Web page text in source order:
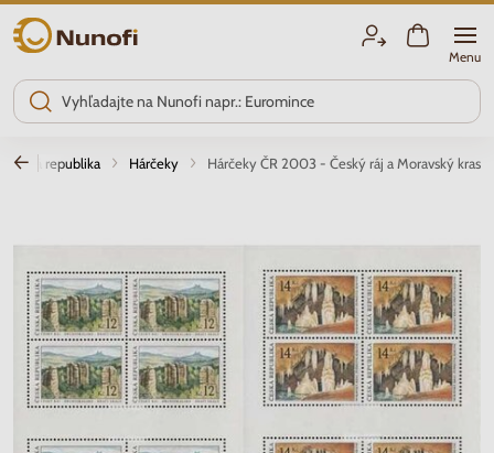
Nunofi.sk
Menu
Česká republika Hárčeky Hárčeky ČR 2003 - Český ráj a Moravský kras